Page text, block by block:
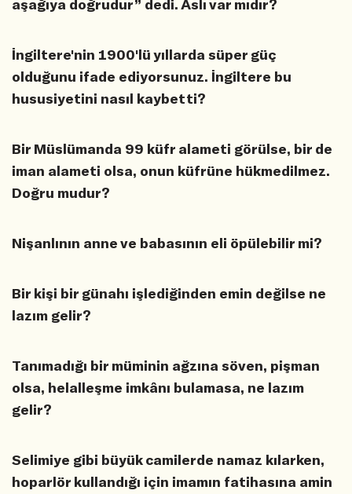
aşağıya doğrudur” dedi. Aslı var mıdır?
İngiltere'nin 1900'lü yıllarda süper güç
olduğunu ifade ediyorsunuz. İngiltere bu
hususiyetini nasıl kaybetti?
Bir Müslümanda 99 küfr alameti görülse, bir de
iman alameti olsa, onun küfrüne hükmedilmez.
Doğru mudur?
Nişanlının anne ve babasının eli öpülebilir mi?
Bir kişi bir günahı işlediğinden emin değilse ne
lazım gelir?
Tanımadığı bir müminin ağzına söven, pişman
olsa, helalleşme imkânı bulamasa, ne lazım
gelir?
Selimiye gibi büyük camilerde namaz kılarken,
hoparlör kullandığı için imamın fatihasına amin